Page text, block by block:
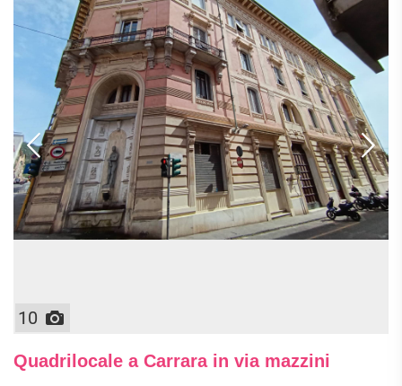
10
Quadrilocale a Carrara in via mazzini